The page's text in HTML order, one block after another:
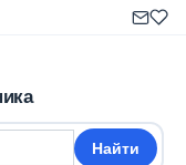
Найти